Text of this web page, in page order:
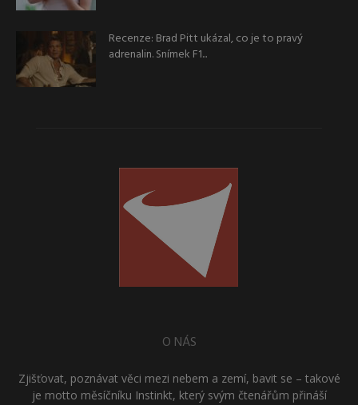
Recenze: Brad Pitt ukázal, co je to pravý
adrenalin. Snímek F1...
O NÁS
Zjišťovat, poznávat věci mezi nebem a zemí, bavit se – takové
je motto měsíčníku Instinkt, který svým čtenářům přináší